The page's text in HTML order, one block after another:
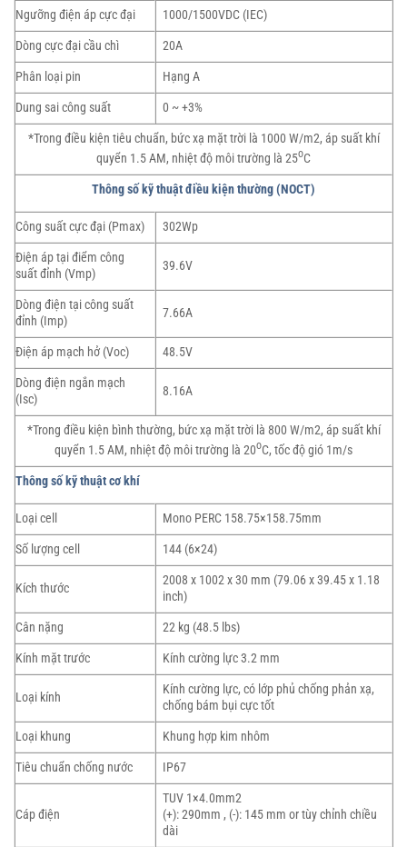
Ngưỡng điện áp cực đại
1000/1500VDC (IEC)
Dòng cực đại cầu chì
20A
Phân loại pin
Hạng A
Dung sai công suất
0 ~ +3%
*Trong điều kiện tiêu chuẩn, bức xạ mặt trời là 1000 W/m2, áp suất khí
quyển 1.5 AM, nhiệt độ môi trường là 25oC
Thông số kỹ thuật điều kiện thường (NOCT)
Công suất cực đại (Pmax)
302Wp
Điện áp tại điểm công
suất đỉnh (Vmp)
39.6V
Dòng điện tại công suất
đỉnh (Imp)
7.66A
Điện áp mạch hở (Voc)
48.5V
Dòng điện ngắn mạch
(Isc)
8.16A
*Trong điều kiện bình thường, bức xạ mặt trời là 800 W/m2, áp suất khí
quyển 1.5 AM, nhiệt độ môi trường là 20oC, tốc độ gió 1m/s
Thông số kỹ thuật cơ khí
Loại cell
Mono PERC 158.75×158.75mm
Số lượng cell
144 (6×24)
Kích thước
2008 x 1002 x 30 mm (79.06 x 39.45 x 1.18
inch)
Cân nặng
22 kg (48.5 lbs)
Kính mặt trước
Kính cường lực 3.2 mm
Loại kính
Kính cường lực, có lớp phủ chống phản xạ,
chống bám bụi cực tốt
Loại khung
Khung hợp kim nhôm
Tiêu chuẩn chống nước
IP67
Cáp điện
TUV 1×4.0mm2
(+): 290mm , (-): 145 mm or tùy chỉnh chiều
dài